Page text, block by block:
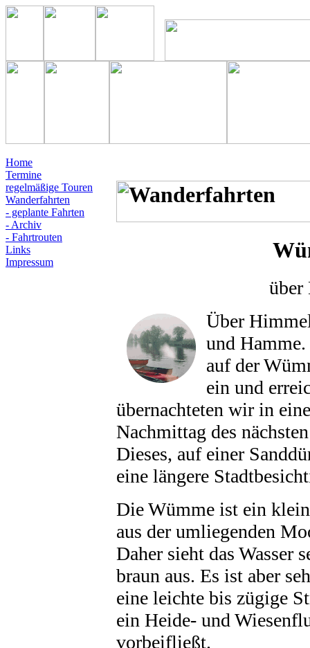
Home
Termine
regelmäßige Touren
Wanderfahrten
- geplante Fahrten
- Archiv
- Fahrtrouten
Links
Impressum
über
Über
und
auf der
ein und
übernachteten wir in
Nachmittag des
Dieses, auf einer
eine längere
Die Wümme ist ein
aus der umliegenden
Daher sieht das Wasser
braun aus. Es ist aber
eine leichte bis zügige
ein Heide- und
vorbeifließt.